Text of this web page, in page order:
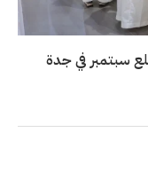
سبتمبر في جدة